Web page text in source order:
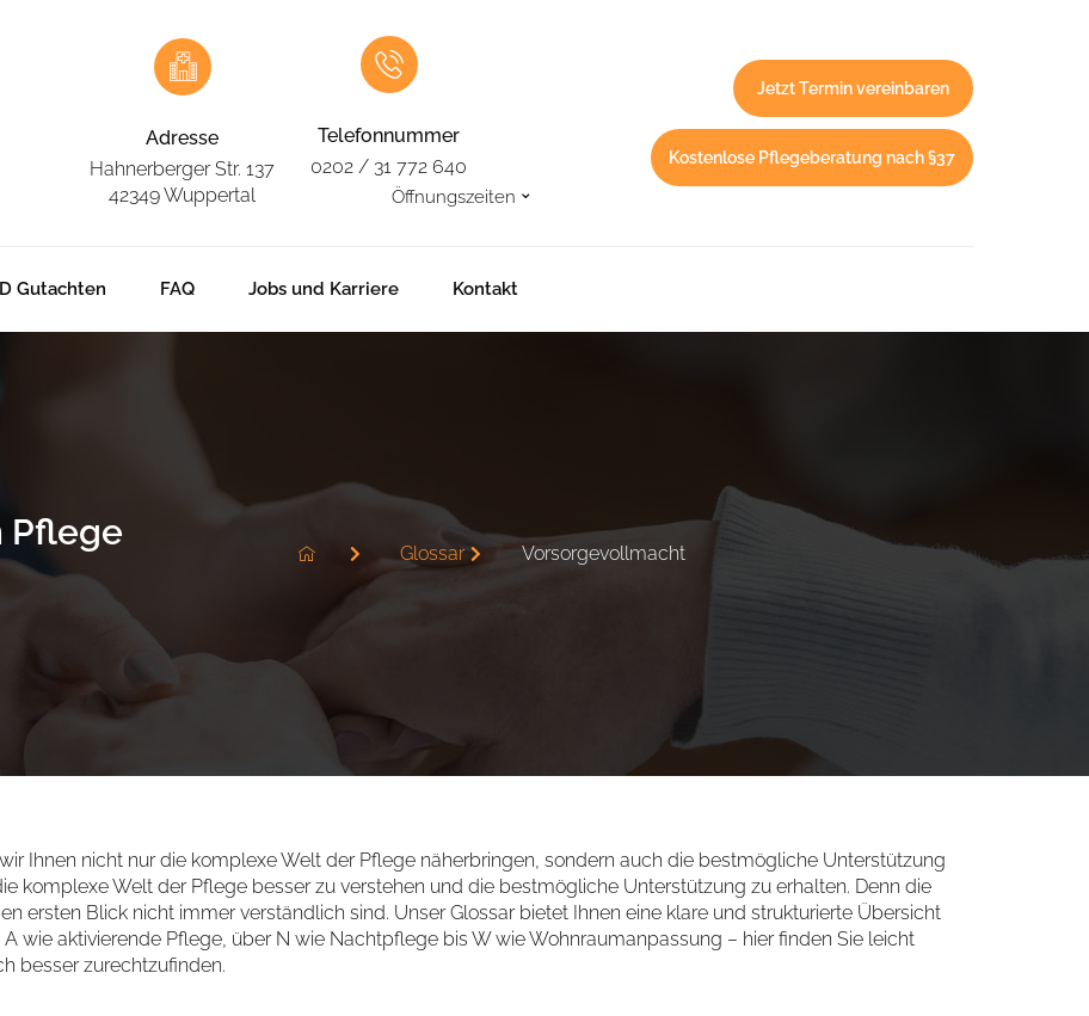
Adresse
Hahnerberger Str. 137
42349 Wuppertal
Telefonnummer
0202 / 31 772 640
Öffnungszeiten ⌄
Jetzt Termin vereinbaren
Kostenlose Pflegeberatung nach §37
Gutachten FAQ Jobs und Karriere Kontakt
Pflege
Glossar Vorsorgevollmacht
Ihnen nicht nur die komplexe Welt der Pflege näherbringen, sondern auch die bestmögliche Unterstützung
komplexe Welt der Pflege besser zu verstehen und die bestmögliche Unterstützung zu erhalten. Denn die
ersten Blick nicht immer verständlich sind. Unser Glossar bietet Ihnen eine klare und strukturierte Übersicht
wie aktivierende Pflege, über N wie Nachtpflege bis W wie Wohnraumanpassung – hier finden Sie leicht
besser zurechtzufinden.